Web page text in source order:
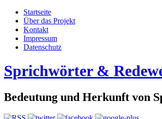
Startseite
Über das Projekt
Kontakt
Impressum
Datenschutz
Sprichwörter &
Bedeutung und Herkunft von